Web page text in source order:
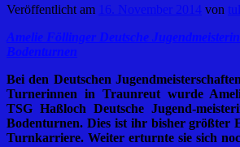
Veröffentlicht am 16. November 2014 von
Amelie Föllinger Deutsche
Bodenturnen
Bei den Deutschen
Turnerinnen in Traunreut wurde
TSG Haßloch Deutsche Jugend-
Bodenturnen. Dies ist ihr bisher größter
Turnkarriere. Weiter erturnte sie sich